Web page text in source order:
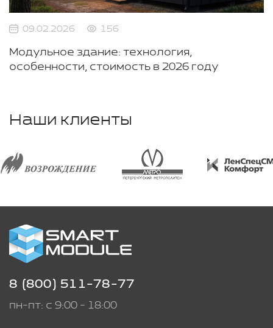
09.02.2026 156
Модульное здание: технология,
особенности, стоимость в 2026 году
Наши клиенты
8 (800) 511-78-77
пн-пт: с 9:00 - 18:00